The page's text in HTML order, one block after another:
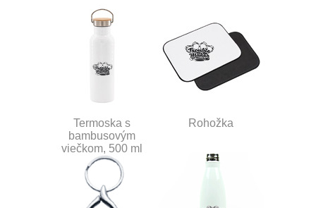
Termoska s
bambusovým
viečkom, 500 ml
Rohožka